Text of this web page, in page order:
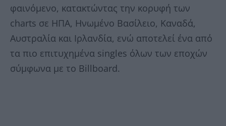
φαινόμενο, κατακτώντας την κορυφή των
charts σε ΗΠΑ, Ηνωμένο Βασίλειο, Καναδά,
Αυστραλία και Ιρλανδία, ενώ αποτελεί ένα από
τα πιο επιτυχημένα singles όλων των εποχών
σύμφωνα με το Billboard.